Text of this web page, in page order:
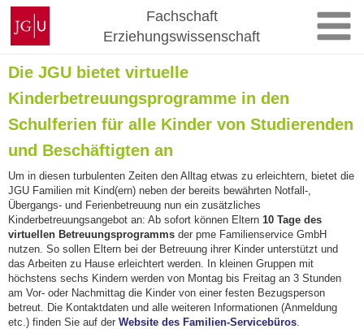
Zum
Inhalt
springen
Johannes
Gutenberg-
Universität
Mainz
Fachschaft
Erziehungswissenschaft
Die JGU bietet virtuelle
Kinderbetreuungsprogramme in den
Schulferien für alle Kinder von Studierenden
und Beschäftigten an
Um in diesen turbulenten Zeiten den Alltag etwas zu erleichtern, bietet die
JGU Familien mit Kind(ern) neben der bereits bewährten Notfall-,
Übergangs- und Ferienbetreuung nun ein zusätzliches
Kinderbetreuungsangebot an: Ab sofort können Eltern 10 Tage des
virtuellen Betreuungsprogramms der pme Familienservice GmbH
nutzen. So sollen Eltern bei der Betreuung ihrer Kinder unterstützt und
das Arbeiten zu Hause erleichtert werden. In kleinen Gruppen mit
höchstens sechs Kindern werden von Montag bis Freitag an 3 Stunden
am Vor- oder Nachmittag die Kinder von einer festen Bezugsperson
betreut. Die Kontaktdaten und alle weiteren Informationen (Anmeldung
etc.) finden Sie auf der Website des Familien-Servicebüros